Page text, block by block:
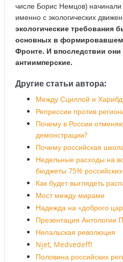
числе Борис Немцов) начинали
именно с экологических
экологические требования
основных в
Фронте. И впоследствии они
антиимперские.
Другие статьи автора:
Между Сциллой и
Репрессии против
Почему в России
демонстрации?
Почему российская
Недельные расходы на
бюджеты 75%
Как будет выглядеть
Мост между мирами
Надежда на «доброго
Презентация Антологии
Непальская революция
Njet, Medvedeff!
Половина российских